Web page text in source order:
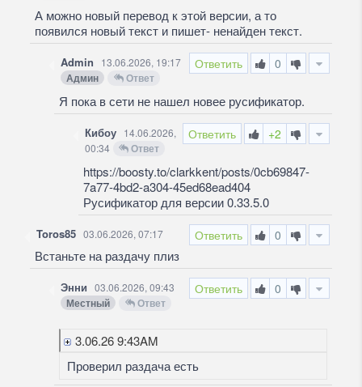
А можно новый перевод к этой версии, а то
появился новый текст и пишет- ненайден текст.
Ответить 0
Admin 13.06.2026, 19:17
Админ Ответ
Я пока в сети не нашел новее русификатор.
Ответить +2
Кибоу 14.06.2026,
00:34
Ответ
https://boosty.to/clarkkent/posts/0cb69847-
7a77-4bd2-a304-45ed68ead404
Русификатор для версии 0.33.5.0
Ответить 0
Toros85 03.06.2026, 07:17
Встаньте на раздачу плиз
Ответить 0
Энни 03.06.2026, 09:43
Местный Ответ
3.06.26 9:43AM
Проверил раздача есть